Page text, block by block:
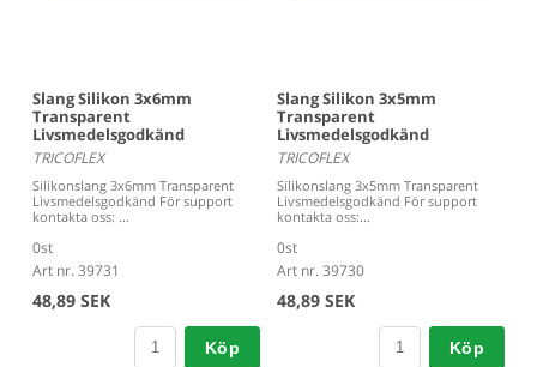
Slang Silikon 3x6mm
Transparent
Livsmedelsgodkänd
TRICOFLEX
Silikonslang 3x6mm Transparent
Livsmedelsgodkänd För support
kontakta oss: ...
0st
Art nr. 39731
48,89 SEK
Köp
Slang Silikon 3x5mm
Transparent
Livsmedelsgodkänd
TRICOFLEX
Silikonslang 3x5mm Transparent
Livsmedelsgodkänd För support
kontakta oss:...
0st
Art nr. 39730
48,89 SEK
Köp